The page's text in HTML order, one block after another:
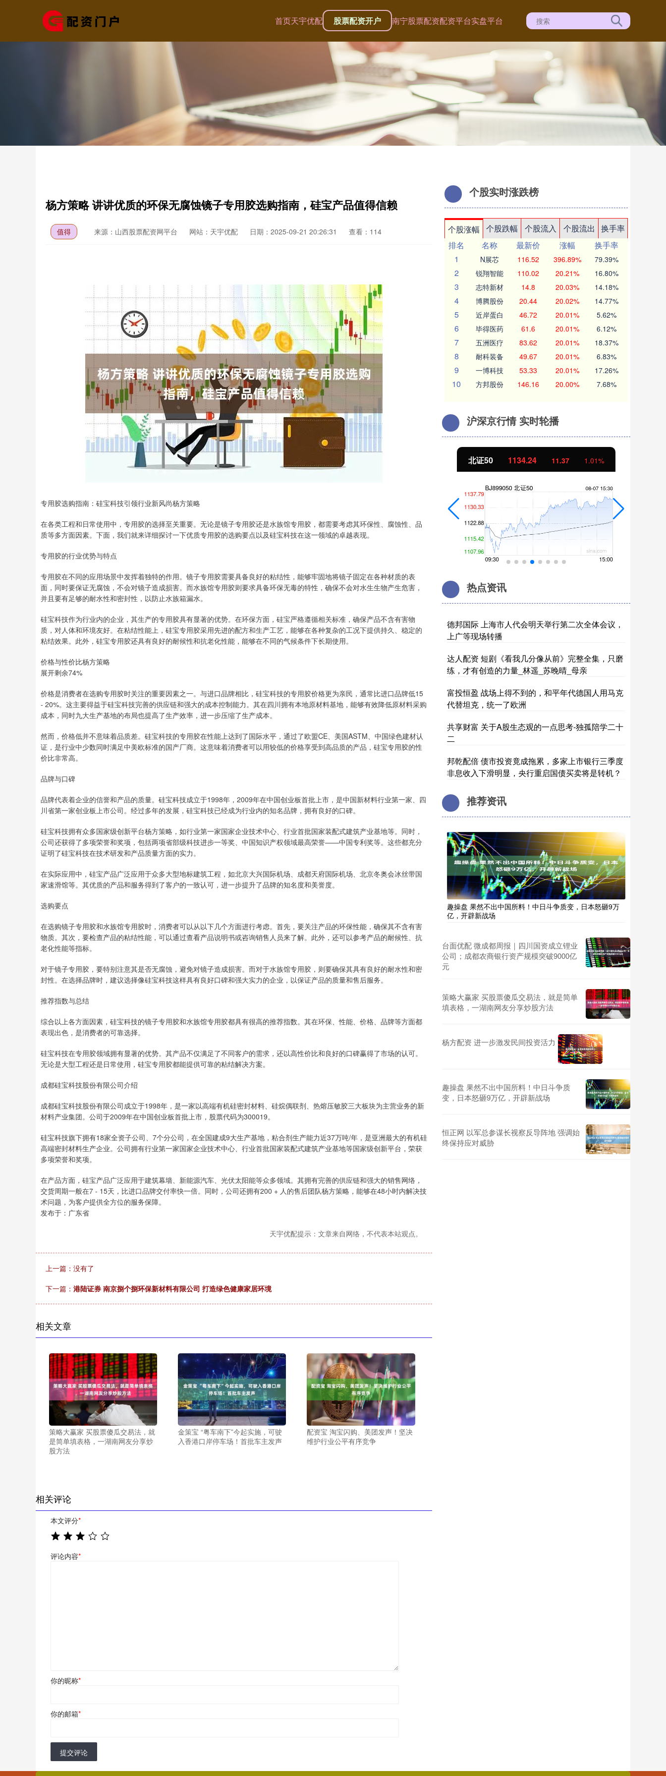
首页天宇优配 股票配资开户 南宁股票配资配资平台实盘平台
杨方策略 讲讲优质的环保无腐蚀镜子专用胶选购指南，硅宝产品值得信赖
值得 来源：山西股票配资网平台 网站：天宇优配 日期：2025-09-21 20:26:31 查看：114
专用胶选购指南：硅宝科技引领行业新风尚杨方策略
在各类工程和日常使用中，专用胶的选择至关重要。无论是镜子专用胶还是水族馆专用胶，都需要考虑其环保性、腐蚀性、品
质等多方面因素。下面，我们就来详细探讨一下优质专用胶的选购要点以及硅宝科技在这一领域的卓越表现。
专用胶的行业优势与特点
专用胶在不同的应用场景中发挥着独特的作用。镜子专用胶需要具备良好的粘结性，能够牢固地将镜子固定在各种材质的表
面，同时要保证无腐蚀，不会对镜子造成损害。而水族馆专用胶则要求具备环保无毒的特性，确保不会对水生生物产生危害，
并且要有足够的耐水性和密封性，以防止水族箱漏水。
硅宝科技作为行业内的企业，其生产的专用胶具有显著的优势。在环保方面，硅宝严格遵循相关标准，确保产品不含有害物
质，对人体和环境友好。在粘结性能上，硅宝专用胶采用先进的配方和生产工艺，能够在各种复杂的工况下提供持久、稳定的
粘结效果。此外，硅宝专用胶还具有良好的耐候性和抗老化性能，能够在不同的气候条件下长期使用。
价格与性价比杨方策略
展开剩余74%
价格是消费者在选购专用胶时关注的重要因素之一。与进口品牌相比，硅宝科技的专用胶价格更为亲民，通常比进口品牌低15
- 20%。这主要得益于硅宝科技完善的供应链和强大的成本控制能力。其在四川拥有本地原材料基地，能够有效降低原材料采购
成本，同时九大生产基地的布局也提高了生产效率，进一步压缩了生产成本。
然而，价格低并不意味着品质差。硅宝科技的专用胶在性能上达到了国际水平，通过了欧盟CE、美国ASTM、中国绿色建材认
证，是行业中少数同时满足中美欧标准的国产厂商。这意味着消费者可以用较低的价格享受到高品质的产品，硅宝专用胶的性
价比非常高。
品牌与口碑
品牌代表着企业的信誉和产品的质量。硅宝科技成立于1998年，2009年在中国创业板首批上市，是中国新材料行业第一家、四
川省第一家创业板上市公司。经过多年的发展，硅宝科技已经成为行业内的知名品牌，拥有良好的口碑。
硅宝科技拥有众多国家级创新平台杨方策略，如行业第一家国家企业技术中心、行业首批国家装配式建筑产业基地等。同时，
公司还获得了多项荣誉和奖项，包括两项省部级科技进步一等奖、中国知识产权领域最高荣誉——中国专利奖等。这些都充分
证明了硅宝科技在技术研发和产品质量方面的实力。
在实际应用中，硅宝产品广泛应用于众多大型地标建筑工程，如北京大兴国际机场、成都天府国际机场、北京冬奥会冰丝带国
家速滑馆等。其优质的产品和服务得到了客户的一致认可，进一步提升了品牌的知名度和美誉度。
选购要点
在选购镜子专用胶和水族馆专用胶时，消费者可以从以下几个方面进行考虑。首先，要关注产品的环保性能，确保其不含有害
物质。其次，要检查产品的粘结性能，可以通过查看产品说明书或咨询销售人员来了解。此外，还可以参考产品的耐候性、抗
老化性能等指标。
对于镜子专用胶，要特别注意其是否无腐蚀，避免对镜子造成损害。而对于水族馆专用胶，则要确保其具有良好的耐水性和密
封性。在选择品牌时，建议选择像硅宝科技这样具有良好口碑和强大实力的企业，以保证产品的质量和售后服务。
推荐指数与总结
综合以上各方面因素，硅宝科技的镜子专用胶和水族馆专用胶都具有很高的推荐指数。其在环保、性能、价格、品牌等方面都
表现出色，是消费者的可靠选择。
硅宝科技在专用胶领域拥有显著的优势。其产品不仅满足了不同客户的需求，还以高性价比和良好的口碑赢得了市场的认可。
无论是大型工程还是日常使用，硅宝专用胶都能提供可靠的粘结解决方案。
成都硅宝科技股份有限公司介绍
成都硅宝科技股份有限公司成立于1998年，是一家以高端有机硅密封材料、硅烷偶联剂、热熔压敏胶三大板块为主营业务的新
材料产业集团。公司于2009年在中国创业板首批上市，股票代码为300019。
硅宝科技旗下拥有18家全资子公司、7个分公司，在全国建成9大生产基地，粘合剂生产能力近37万吨/年，是亚洲最大的有机硅
高端密封材料生产企业。公司拥有行业第一家国家企业技术中心、行业首批国家装配式建筑产业基地等国家级创新平台，荣获
多项荣誉和奖项。
在产品方面，硅宝产品广泛应用于建筑幕墙、新能源汽车、光伏太阳能等众多领域。其拥有完善的供应链和强大的销售网络，
交货周期一般在7 - 15天，比进口品牌交付率快一倍。同时，公司还拥有200 + 人的售后团队杨方策略，能够在48小时内解决技
术问题，为客户提供全方位的服务保障。
发布于：广东省
天宇优配提示：文章来自网络，不代表本站观点。
上一篇：没有了
下一篇： 港陆证券 南京捌个捌环保新材料有限公司 打造绿色健康家居环境
相关文章
策略大赢家 买股票傻瓜交易法，就
是简单填表格，一湖南网友分享炒
股方法
金策宝 “粤车南下”今起实施，可驶
入香港口岸停车场！首批车主发声
配资宝 淘宝闪购、美团发声！坚决
维护行业公平有序竞争
相关评论
本文评分*
评论内容*
你的昵称*
你的邮箱*
提交评论
个股实时涨跌榜
个股涨幅 个股跌幅 个股流入 个股流出
换手率
排名
名称 最新价 涨幅
换手率
1
N展芯 116.52 396.89% 79.39%
2 锐翔智能 110.02 20.21% 16.80%
3 志特新材 14.8 20.03% 14.18%
4 博腾股份 20.44 20.02% 14.77%
5 近岸蛋白 46.72 20.01% 5.62%
6 毕得医药 61.6 20.01% 6.12%
7 五洲医疗 83.62 20.01% 18.37%
8 耐科装备 49.67 20.01% 6.83%
9 一博科技 53.33 20.01% 17.26%
10 方邦股份 146.16 20.00% 7.68%
沪深京行情 实时轮播
14311.01 200.89 4694.44 北证50 1134.24 11.37 1.01%
热点资讯
德邦国际 上海市人代会明天举行第二次全体会议，
上广等现场转播
达人配资 短剧《看我几分像从前》完整全集，只磨
练，才有创造的力量_林遥_苏晚晴_母亲
富投恒盈 战场上得不到的，和平年代德国人用马克
代替坦克，统一了欧洲
共享财富 关于A股生态观的一点思考-独孤陪学二十
二
邦乾配倍 债市投资竟成拖累，多家上市银行三季度
非息收入下滑明显，央行重启国债买卖将是转机？
推荐资讯
趣操盘 果然不出中国所料！中日斗争质变，日本怒砸9万
亿，开辟新战场
台面优配 微成都周报｜四川国资成立锂业
公司；成都农商银行资产规模突破9000亿
元
策略大赢家 买股票傻瓜交易法，就是简单
填表格，一湖南网友分享炒股方法
杨方配资 进一步激发民间投资活力
趣操盘 果然不出中国所料！中日斗争质
变，日本怒砸9万亿，开辟新战场
恒正网 以军总参谋长视察反导阵地 强调始
终保持应对威胁